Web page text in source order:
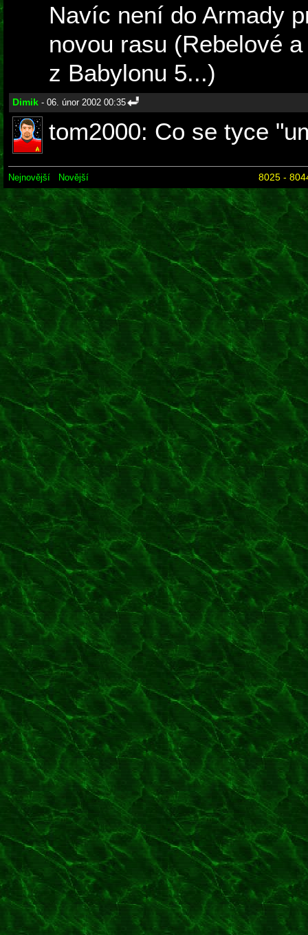
Navíc není do Armady
novou rasu (Rebelové
z Babylonu 5...)
Dimik - 06. únor 2002 00:35
tom2000: Co se tyce
Nejnovější Novější 8025 -